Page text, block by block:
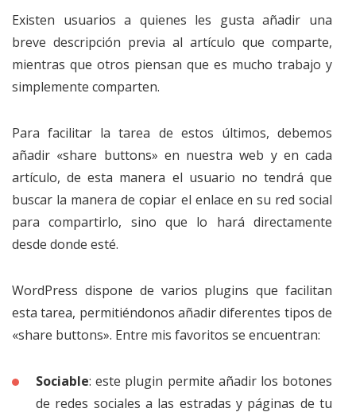
Existen usuarios a quienes les gusta añadir una
breve descripción previa al artículo que comparte,
mientras que otros piensan que es mucho trabajo y
simplemente comparten.
Para facilitar la tarea de estos últimos, debemos
añadir «share buttons» en nuestra web y en cada
artículo, de esta manera el usuario no tendrá que
buscar la manera de copiar el enlace en su red social
para compartirlo, sino que lo hará directamente
desde donde esté.
WordPress dispone de varios plugins que facilitan
esta tarea, permitiéndonos añadir diferentes tipos de
«share buttons». Entre mis favoritos se encuentran:
Sociable: este plugin permite añadir los botones
de redes sociales a las estradas y páginas de tu